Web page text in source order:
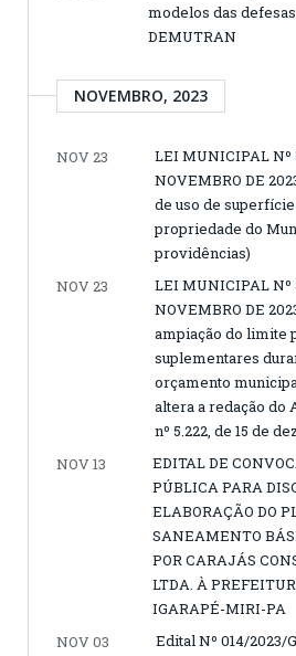
modelos das
DEMUTRAN
NOVEMBRO, 2023
NOV 23
LEI MUNICIPAL Nº
NOVEMBRO DE
de uso de
propriedade do
providências)
NOV 23
LEI MUNICIPAL Nº
NOVEMBRO DE
ampiação do limite
suplementares
orçamento
altera a redação do
nº 5.222, de 15 de
NOV 13
EDITAL DE
PÚBLICA PARA
ELABORAÇÃO DO
SANEAMENTO
POR CARAJÁS
LTDA. À
IGARAPÉ-MIRI-PA
NOV 03
Edital Nº 014/2023/